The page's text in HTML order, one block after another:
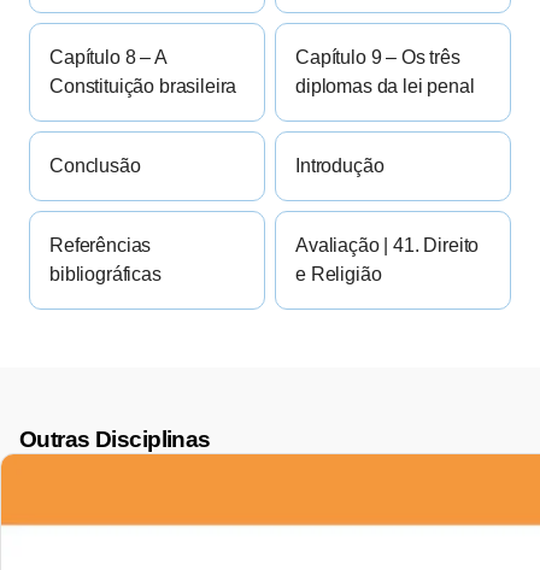
Capítulo 8 – A
Constituição brasileira
Capítulo 9 – Os três
diplomas da lei penal
Conclusão Introdução
Referências
bibliográficas
Avaliação | 41. Direito
e Religião
Outras Disciplinas